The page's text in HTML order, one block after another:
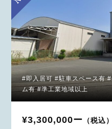
#即入居可 #駐車スペース有
ム有 #準工業地域以上
¥3,300,000ー （税込）